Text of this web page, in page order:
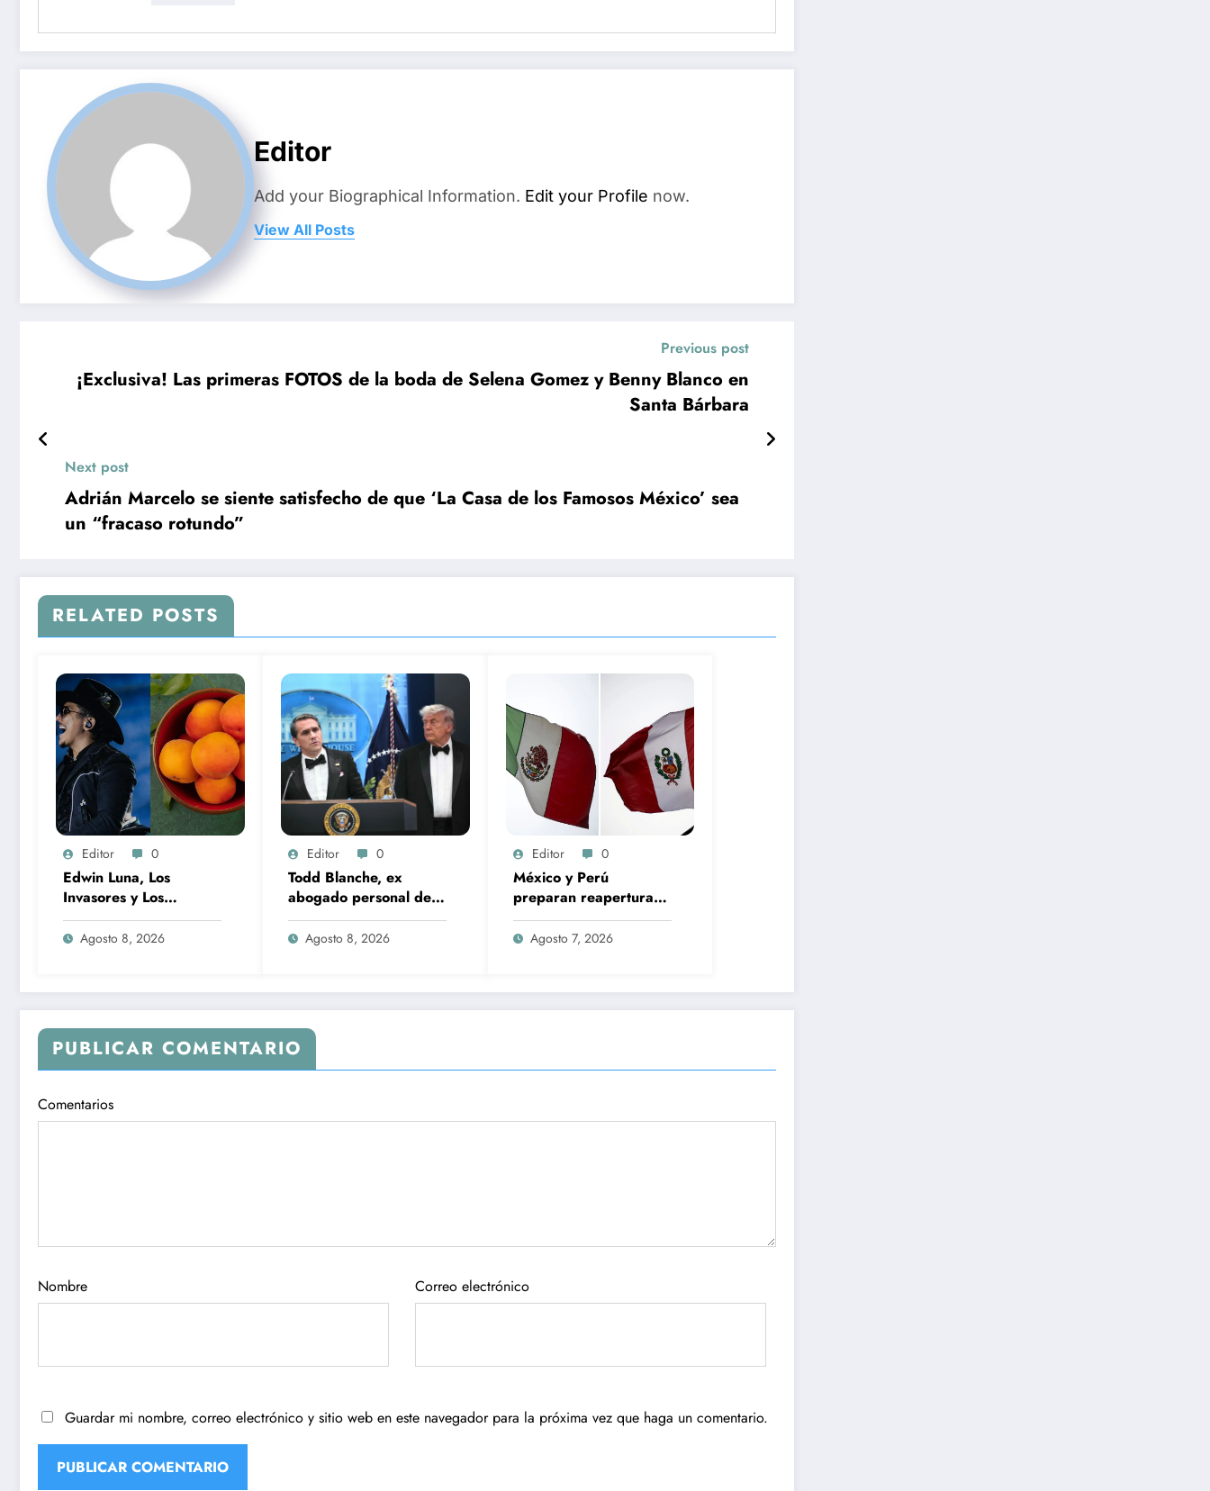
Editor
Add your Biographical Information. Edit your Profile now.
View All Posts
Previous post
¡Exclusiva! Las primeras FOTOS de la boda de Selena Gomez y Benny Blanco en
Santa Bárbara
Next post
Adrián Marcelo se siente satisfecho de que ‘La Casa de los Famosos México’ sea
un “fracaso rotundo”
RELATED POSTS
Editor 0
Edwin Luna, Los
Invasores y Los
Caminantes encabezan
la Feria del Durazno en
Agosto 8, 2026
Editor 0
Todd Blanche, ex
abogado personal de
Trump, es confirmado
como fiscal general de
Agosto 8, 2026
Editor 0
México y Perú
preparan reapertura
de embajadas tras
restablecer relaciones
Agosto 7, 2026
PUBLICAR COMENTARIO
Comentarios
Nombre Correo electrónico
Guardar mi nombre, correo electrónico y sitio web en este navegador para la próxima vez que haga un comentario.